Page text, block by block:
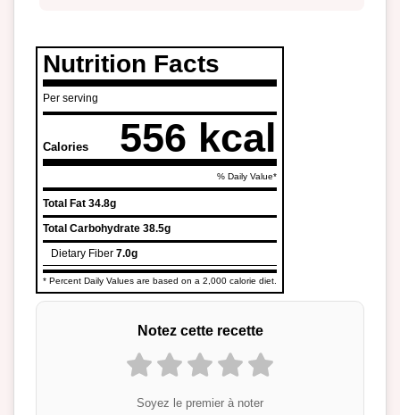
Nutrition Facts
Per serving
Calories 556 kcal
% Daily Value*
Total Fat 34.8g
Total Carbohydrate 38.5g
Dietary Fiber 7.0g
* Percent Daily Values are based on a 2,000 calorie diet.
Notez cette recette
Soyez le premier à noter